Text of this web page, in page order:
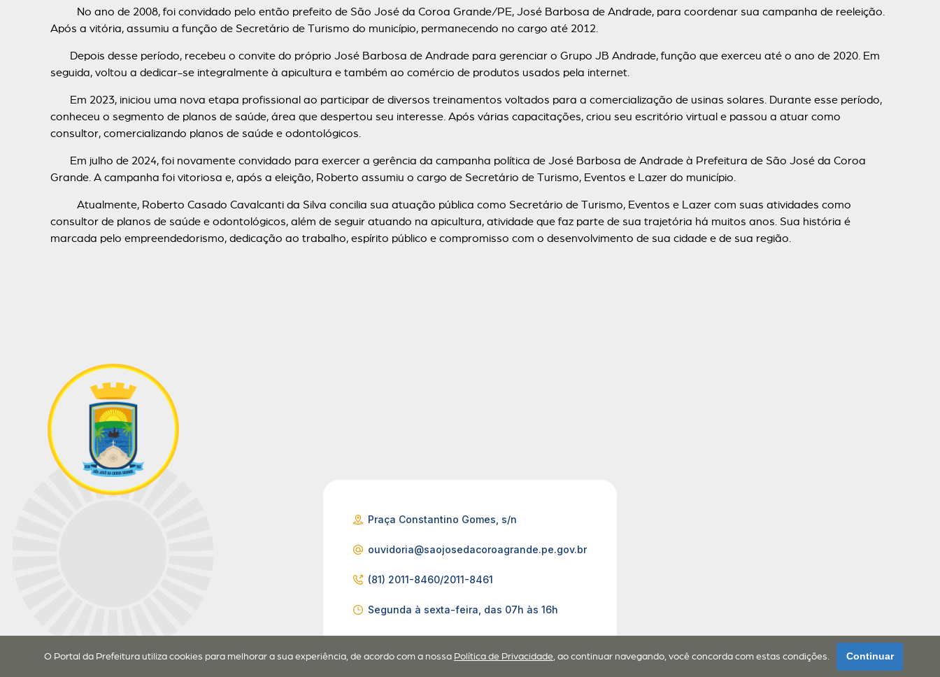
No ano de 2008, foi convidado pelo então prefeito de São José da Coroa Grande/PE, José Barbosa de Andrade, para coordenar sua campanha de reeleição.
Após a vitória, assumiu a função de Secretário de Turismo do município, permanecendo no cargo até 2012.
Depois desse período, recebeu o convite do próprio José Barbosa de Andrade para gerenciar o Grupo JB Andrade, função que exerceu até o ano de 2020. Em
seguida, voltou a dedicar-se integralmente à apicultura e também ao comércio de produtos usados pela internet.
Em 2023, iniciou uma nova etapa profissional ao participar de diversos treinamentos voltados para a comercialização de usinas solares. Durante esse período,
conheceu o segmento de planos de saúde, área que despertou seu interesse. Após várias capacitações, criou seu escritório virtual e passou a atuar como
consultor, comercializando planos de saúde e odontológicos.
Em julho de 2024, foi novamente convidado para exercer a gerência da campanha política de José Barbosa de Andrade à Prefeitura de São José da Coroa
Grande. A campanha foi vitoriosa e, após a eleição, Roberto assumiu o cargo de Secretário de Turismo, Eventos e Lazer do município.
Atualmente, Roberto Casado Cavalcanti da Silva concilia sua atuação pública como Secretário de Turismo, Eventos e Lazer com suas atividades como
consultor de planos de saúde e odontológicos, além de seguir atuando na apicultura, atividade que faz parte de sua trajetória há muitos anos. Sua história é
marcada pelo empreendedorismo, dedicação ao trabalho, espírito público e compromisso com o desenvolvimento de sua cidade e de sua região.
Praça Constantino Gomes, s/n
ouvidoria@saojosedacoroagrande.pe.gov.br
(81) 2011-8460/2011-8461
Segunda à sexta-feira, das 07h às 16h
O Portal da Prefeitura utiliza cookies para melhorar a sua experiência, de acordo com a nossa Política de Privacidade, ao continuar navegando, você concorda com estas condições. Continuar